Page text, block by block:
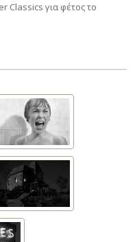
Classics για φέτος το